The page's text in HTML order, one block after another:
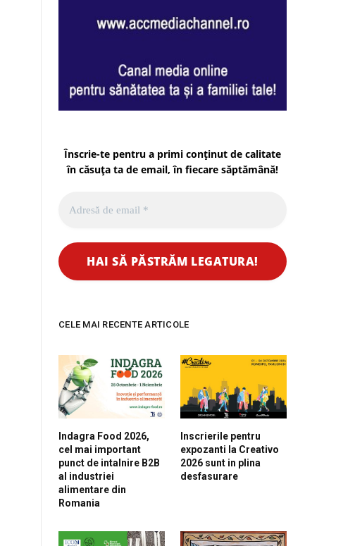
Înscrie-te pentru a primi conținut de calitate
în căsuța ta de email, în fiecare săptămână!
CELE MAI RECENTE ARTICOLE
Indagra Food 2026,
cel mai important
punct de intalnire B2B
al industriei
alimentare din
Romania
Inscrierile pentru
expozanti la Creativo
2026 sunt in plina
desfasurare